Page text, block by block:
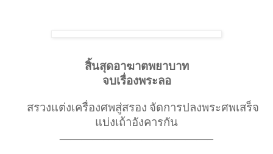
สิ้นสุดอาฆาตพยาบาท
จบเรื่องพระลอ
สรวงแต่งเครื่องศพสู่สรอง จัดการปลงพระศพเสร็จ
แบ่งเถ้าอังคารกัน